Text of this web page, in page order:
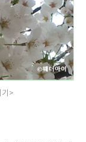
기>